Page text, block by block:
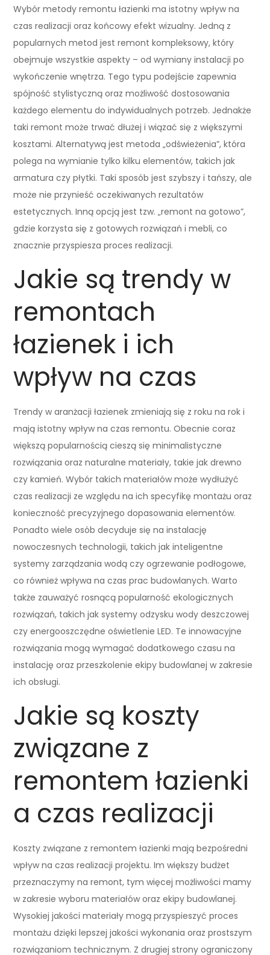
Wybór metody remontu łazienki ma istotny wpływ na
czas realizacji oraz końcowy efekt wizualny. Jedną z
popularnych metod jest remont kompleksowy, który
obejmuje wszystkie aspekty – od wymiany instalacji po
wykończenie wnętrza. Tego typu podejście zapewnia
spójność stylistyczną oraz możliwość dostosowania
każdego elementu do indywidualnych potrzeb. Jednakże
taki remont może trwać dłużej i wiązać się z większymi
kosztami. Alternatywą jest metoda „odświeżenia”, która
polega na wymianie tylko kilku elementów, takich jak
armatura czy płytki. Taki sposób jest szybszy i tańszy, ale
może nie przynieść oczekiwanych rezultatów
estetycznych. Inną opcją jest tzw. „remont na gotowo”,
gdzie korzysta się z gotowych rozwiązań i mebli, co
znacznie przyspiesza proces realizacji.
Jakie są trendy w
remontach
łazienek i ich
wpływ na czas
Trendy w aranżacji łazienek zmieniają się z roku na rok i
mają istotny wpływ na czas remontu. Obecnie coraz
większą popularnością cieszą się minimalistyczne
rozwiązania oraz naturalne materiały, takie jak drewno
czy kamień. Wybór takich materiałów może wydłużyć
czas realizacji ze względu na ich specyfikę montażu oraz
konieczność precyzyjnego dopasowania elementów.
Ponadto wiele osób decyduje się na instalację
nowoczesnych technologii, takich jak inteligentne
systemy zarządzania wodą czy ogrzewanie podłogowe,
co również wpływa na czas prac budowlanych. Warto
także zauważyć rosnącą popularność ekologicznych
rozwiązań, takich jak systemy odzysku wody deszczowej
czy energooszczędne oświetlenie LED. Te innowacyjne
rozwiązania mogą wymagać dodatkowego czasu na
instalację oraz przeszkolenie ekipy budowlanej w zakresie
ich obsługi.
Jakie są koszty
związane z
remontem łazienki
a czas realizacji
Koszty związane z remontem łazienki mają bezpośredni
wpływ na czas realizacji projektu. Im większy budżet
przeznaczymy na remont, tym więcej możliwości mamy
w zakresie wyboru materiałów oraz ekipy budowlanej.
Wysokiej jakości materiały mogą przyspieszyć proces
montażu dzięki lepszej jakości wykonania oraz prostszym
rozwiązaniom technicznym. Z drugiej strony ograniczony